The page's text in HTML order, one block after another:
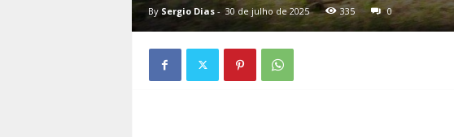
By Sergio Dias- 30 de julho de 2025 335 0